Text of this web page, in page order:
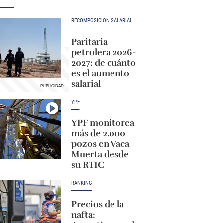
RECOMPOSICIÓN SALARIAL
Paritaria
petrolera 2026-
2027: de cuánto
es el aumento
salarial
YPF
YPF monitorea
más de 2.000
pozos en Vaca
Muerta desde
su RTIC
RANKING
Precios de la
nafta: